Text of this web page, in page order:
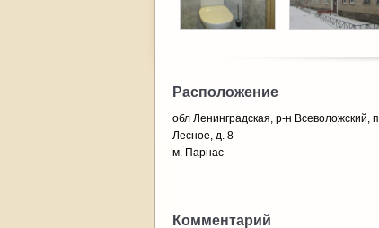
Расположение
обл Ленинградская, р-н Всеволожский, п
Лесное, д. 8
м. Парнас
Комментарий